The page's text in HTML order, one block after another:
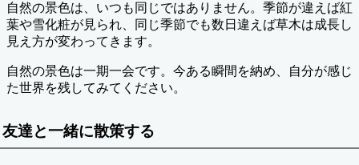
自然の景色は、いつも同じではありません。季節が違えば紅
葉や雪化粧が見られ、同じ季節でも数日違えば草木は成長し
見え方が変わってきます。
自然の景色は一期一会です。今ある瞬間を納め、自分が感じ
た世界を残してみてください。
友達と一緒に散策する